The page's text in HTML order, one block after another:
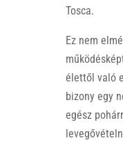
Tosca.
Ez nem
élettől való
bizony egy
egész